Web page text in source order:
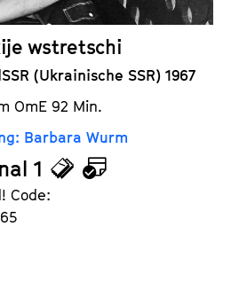
wstretschi
(Ukrainische SSR) 1967
OmE 92 Min.
Barbara Wurm
1
T
K
Code: